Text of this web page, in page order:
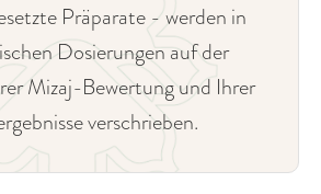
Präparate - werden in
Dosierungen auf der
Mizaj-Bewertung und Ihrer
verschrieben.